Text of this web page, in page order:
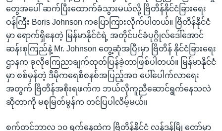
နေရာ
သို့
ကျော်
ရန်
တွေအပေါ် ဆက်ပြီးထောက်ခံသွားမယ်လို့ ဗြိတိန်နိုင်ငံခြားရေး
ဝန်ကြီး Boris Johnson ကပြောကြားလိုက်ပါတယ်။ ဗြိတိန်နိုင်ငံ
မှာ ရောက်ရှိနေတဲ့ မြန်မာနိုင်ငံရဲ့ အတိုင်ပင်ခံပုဂ္ဂိုလ်ဒေါ်အောင်
ဆန်းစုကြည်နဲ့ Mr. Johnson တွေ့ဆုံအပြီးမှာ ဗြိတိန် နိုင်ငံခြားရေး
ဌာနက ခုလိုကြေညာချက်ထုတ်ပြန်ခဲ့တာဖြစ်ပါတယ်။ မြန်မာနိုင်ငံ
မှာ စစ်မှန်တဲ့ ဒီမိုကရေစီစနစ်အပြည့်အဝ ပေါ်ပေါက်လာရေး
အတွက် ဗြိတိန်အစိုးရဖက်က ဘယ်လိုကူညီဆောင်ရွက်နေသလဲ
ဆိုတာကို မစုမြတ်မွန်က တင်ပြပါလိမ့်မယ်။
စက်တင်ဘာလ ၁၀ ရက်နေ့ထဲက ဗြိတိန်နိုင်ငံ လန်ဒန်မြို့တော်မှာ